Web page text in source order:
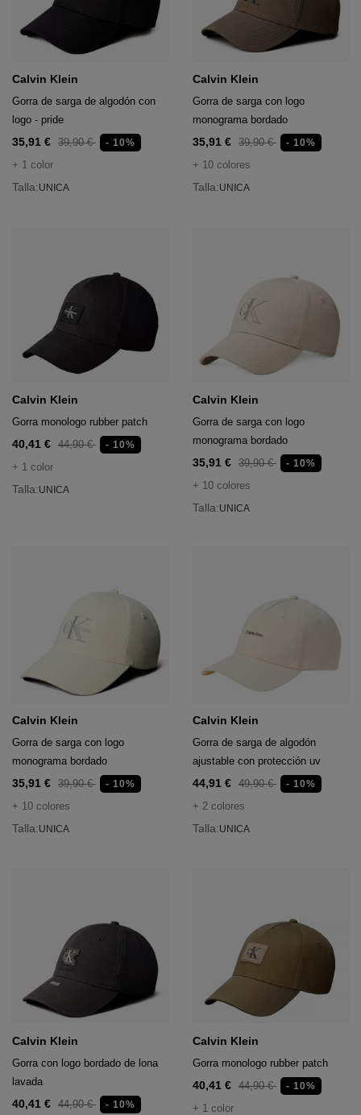
Calvin Klein
Gorra de sarga de algodón con
logo - pride
35,91 € 39,90 € - 10%
+ 1 color
Talla:UNICA
Calvin Klein
Gorra de sarga con logo
monograma bordado
35,91 € 39,90 € - 10%
+ 10 colores
Talla:UNICA
Calvin Klein
Gorra monologo rubber patch
40,41 € 44,90 € - 10%
+ 1 color
Talla:UNICA
Calvin Klein
Gorra de sarga con logo
monograma bordado
35,91 € 39,90 € - 10%
+ 10 colores
Talla:UNICA
Calvin Klein
Gorra de sarga con logo
monograma bordado
35,91 € 39,90 € - 10%
+ 10 colores
Talla:UNICA
Calvin Klein
Gorra de sarga de algodón
ajustable con protección uv
44,91 € 49,90 € - 10%
+ 2 colores
Talla:UNICA
Calvin Klein
Gorra con logo bordado de lona
lavada
40,41 € 44,90 € - 10%
Calvin Klein
Gorra monologo rubber patch
40,41 € 44,90 € - 10%
+ 1 color